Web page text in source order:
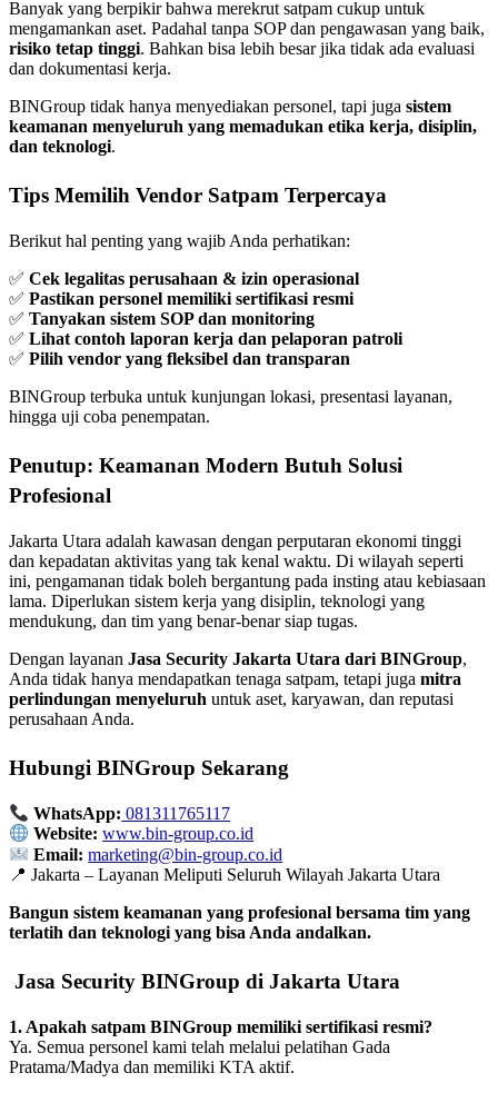
Banyak yang berpikir bahwa merekrut satpam cukup untuk
mengamankan aset. Padahal tanpa SOP dan pengawasan yang baik,
risiko tetap tinggi. Bahkan bisa lebih besar jika tidak ada evaluasi
dan dokumentasi kerja.
BINGroup tidak hanya menyediakan personel, tapi juga sistem
keamanan menyeluruh yang memadukan etika kerja, disiplin,
dan teknologi.
Tips Memilih Vendor Satpam Terpercaya
Berikut hal penting yang wajib Anda perhatikan:
✅ Cek legalitas perusahaan & izin operasional
✅ Pastikan personel memiliki sertifikasi resmi
✅ Tanyakan sistem SOP dan monitoring
✅ Lihat contoh laporan kerja dan pelaporan patroli
✅ Pilih vendor yang fleksibel dan transparan
BINGroup terbuka untuk kunjungan lokasi, presentasi layanan,
hingga uji coba penempatan.
Penutup: Keamanan Modern Butuh Solusi
Profesional
Jakarta Utara adalah kawasan dengan perputaran ekonomi tinggi
dan kepadatan aktivitas yang tak kenal waktu. Di wilayah seperti
ini, pengamanan tidak boleh bergantung pada insting atau kebiasaan
lama. Diperlukan sistem kerja yang disiplin, teknologi yang
mendukung, dan tim yang benar-benar siap tugas.
Dengan layanan Jasa Security Jakarta Utara dari BINGroup,
Anda tidak hanya mendapatkan tenaga satpam, tetapi juga mitra
perlindungan menyeluruh untuk aset, karyawan, dan reputasi
perusahaan Anda.
Hubungi BINGroup Sekarang
WhatsApp: 081311765117
Website: www.bin-group.co.id
Email: marketing@bin-group.co.id
📍 Jakarta – Layanan Meliputi Seluruh Wilayah Jakarta Utara
Bangun sistem keamanan yang profesional bersama tim yang
terlatih dan teknologi yang bisa Anda andalkan.
Jasa Security BINGroup di Jakarta Utara
1. Apakah satpam BINGroup memiliki sertifikasi resmi?
Ya. Semua personel kami telah melalui pelatihan Gada
Pratama/Madya dan memiliki KTA aktif.